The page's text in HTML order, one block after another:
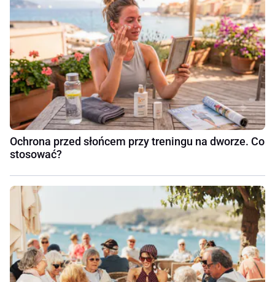
Ochrona przed słońcem przy treningu na dworze. Co
stosować?